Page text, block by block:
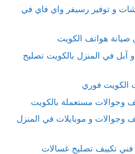
و توفير رسيفر واي فاي في
صيانة هواتف الكويت
آبل في المنزل بالكويت تصليح
الكويت فوري
وجوالات مستعملة بالكويت
وجوالات و موبايلات في المنزل
فني تكييف تصليح غسالات